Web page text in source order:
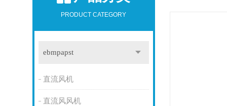
PRODUCT CATEGORY
ebmpapst
直流风机
直流风风机